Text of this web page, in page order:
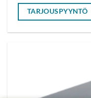
TARJOUSPYYNTÖ